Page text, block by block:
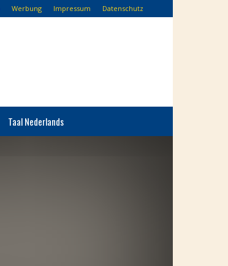
Werbung Impressum Datenschutz
Taal Nederlands